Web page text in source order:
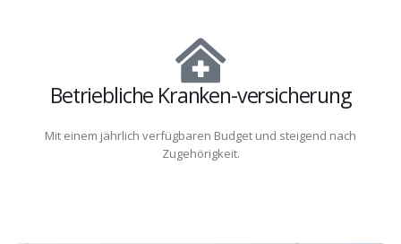
Betriebliche Kranken-versicherung
Mit einem jährlich verfügbaren Budget und steigend nach
Zugehörigkeit.